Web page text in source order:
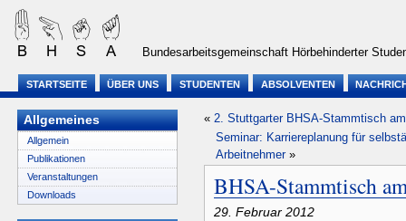
Bundesarbeitsgemeinschaft Hörbehinderter
STARTSEITE ÜBER UNS STUDENTEN ABSOLVENTEN
«2. Stuttgarter BHSA-Stammtisch
Seminar: Karriereplanung für
Arbeitnehmer»
BHSA-Stammtisch
29. Februar 2012
Allgemeines
Allgemein
Publikationen
Veranstaltungen
Downloads